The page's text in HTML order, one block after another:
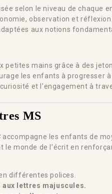
selon le niveau de chaque
observation et réflexion.
aux notions
petites mains grâce à des
les enfants à progresser
et l’engagement à
MS
accompagne les enfants de
le monde de l’écrit en
différentes polices.
lettres majuscules.